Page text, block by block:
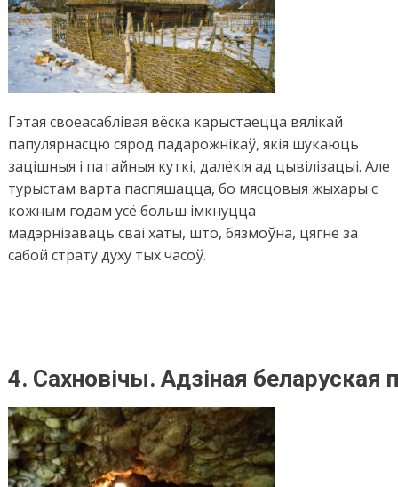
Гэтая своеасаблівая вёска карыстаецца вялікай
папулярнасцю сярод падарожнікаў, якія шукаюць
зацішныя і патайныя куткі, далёкія ад цывілізацыі. Але
турыстам варта паспяшацца, бо мясцовыя жыхары с
кожным годам усё больш імкнуцца
мадэрнізаваць сваі хаты, што, бязмоўна, цягне за
сабой страту духу тых часоў.
4. Сахновічы. Адзіная беларуская